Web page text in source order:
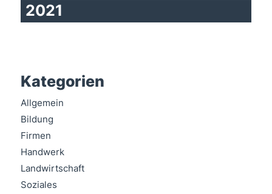
2021
Kategorien
Allgemein
Bildung
Firmen
Handwerk
Landwirtschaft
Soziales